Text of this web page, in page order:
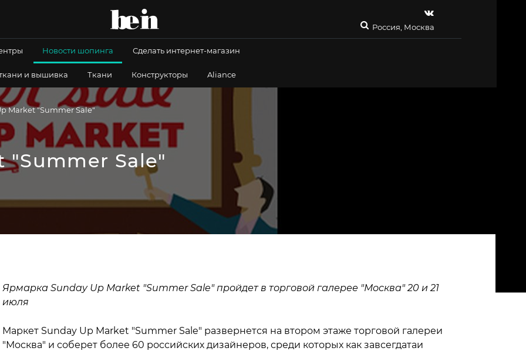
Россия, Москва
Новости шопинга Сделать интернет-магазин
и вышивка Ткани Конструкторы Aliance
Market "Summer Sale"
"Summer Sale"
Ярмарка Sunday Up Market "Summer Sale" пройдет в торговой галерее "Москва" 20 и 21
июля
Маркет Sunday Up Market "Summer Sale" развернется на втором этаже торговой галереи
"Москва" и соберет более 60 российских дизайнеров, среди которых как завсегдатаи